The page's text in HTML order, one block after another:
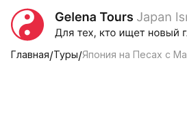
Главная/Туры/Япония на Песах с